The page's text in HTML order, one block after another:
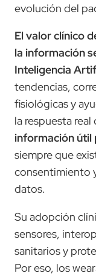
evolución del
El valor clínico
la información
Inteligencia
tendencias,
fisiológicas y
la respuesta
información útil
siempre que
consentimiento
datos.
Su adopción
sensores,
sanitarios y
Por eso, los